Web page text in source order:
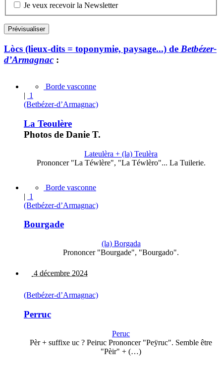
Je veux recevoir la Newsletter
Lòcs (lieux-dits = toponymie, paysage...) de Betbézer-
d’Armagnac :
Borde vasconne
| 1
(Betbézer-d’Armagnac)
La Teoulère
Photos de Danie T.
Lateulèra + (la) Teulèra
Prononcer "La Téwlère", "La Téwlèro"... La Tuilerie.
Borde vasconne
| 1
(Betbézer-d’Armagnac)
Bourgade
(la) Borgada
Prononcer "Bourgade", "Bourgado".
4 décembre 2024
(Betbézer-d’Armagnac)
Perruc
Peruc
Pèr + suffixe uc ? Peiruc Prononcer "Peÿruc". Semble être
"Pèir" + (…)